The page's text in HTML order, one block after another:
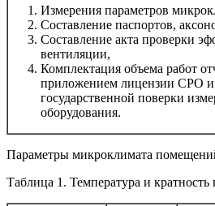
Измерения параметров
Составление паспортов,
Составление акта проверки
вентиляции,
Комплектация объема работ
приложением лицензии СРО и
государственной поверки
оборудования.
Параметры микроклимата
Таблица 1. Температура и кратность